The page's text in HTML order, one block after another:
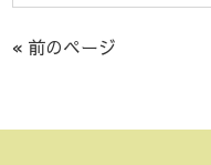
« 前のページ